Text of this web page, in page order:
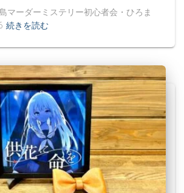
マーダーミステリー初心者会・ひろま
続きを読む